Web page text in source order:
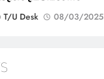
T/U Desk 08/03/2025